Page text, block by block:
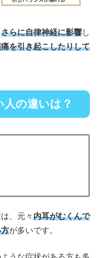
さらに自律神経に影響し
を引き起こしたりして
の違いは？
、元々内耳がむくんで
が多いです。